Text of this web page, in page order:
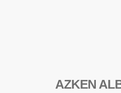
AZKEN